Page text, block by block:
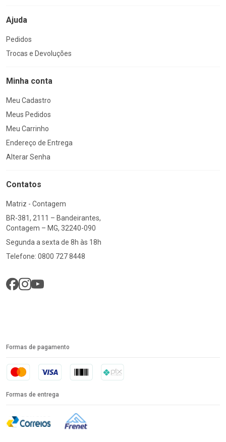
Ajuda
Pedidos
Trocas e Devoluções
Minha conta
Meu Cadastro
Meus Pedidos
Meu Carrinho
Endereço de Entrega
Alterar Senha
Contatos
Matriz - Contagem
BR-381, 2111 – Bandeirantes,
Contagem – MG, 32240-090
Segunda a sexta de 8h às 18h
Telefone: 0800 727 8448
Formas de pagamento
Formas de entrega